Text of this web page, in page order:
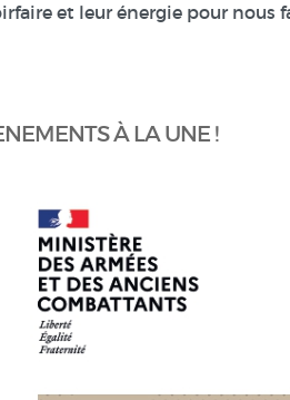
et leur énergie pour nous
À LA UNE !